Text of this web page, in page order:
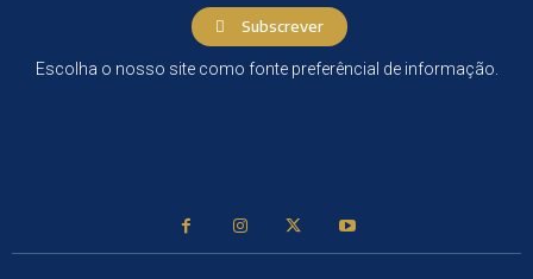
Subscrever
Escolha o nosso site como fonte preferêncial de informação.